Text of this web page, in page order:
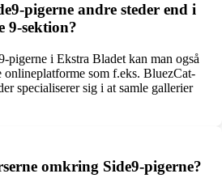
pigerne andre steder end i
9-sektion?
pigerne i Ekstra Bladet kan man også
som f.eks. BluezCat-
specialiserer sig i at samle gallerier
omkring Side9-pigerne?